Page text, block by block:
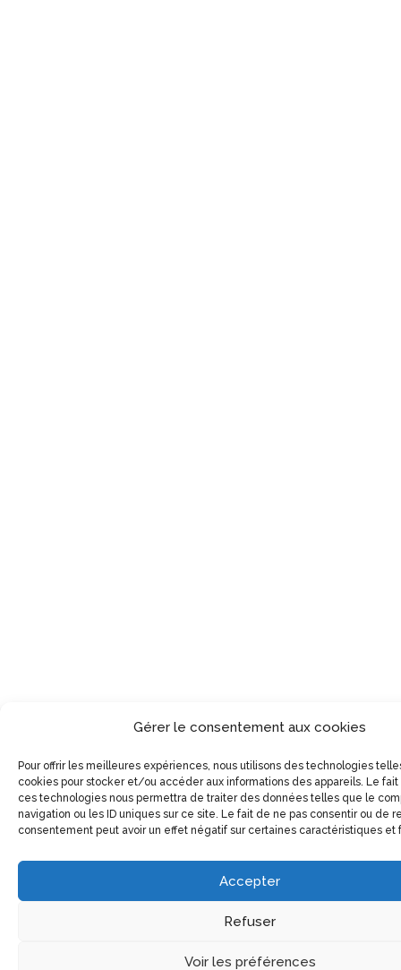
Gérer le consentement aux cookies
Pour offrir les meilleures expériences, nous utilisons des technologies
cookies pour stocker et/ou accéder aux informations des appareils. Le
ces technologies nous permettra de traiter des données telles que le
navigation ou les ID uniques sur ce site. Le fait de ne pas consentir ou de
consentement peut avoir un effet négatif sur certaines caractéristiques et
Accepter
Refuser
Voir les préférences